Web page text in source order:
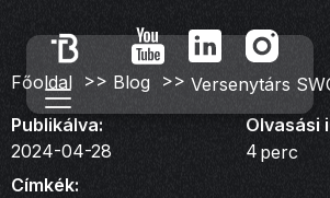
Főoldal >> Blog >> Versenytárs
Publikálva:
2024-04-28
Olvasási
4 perc
Címkék: